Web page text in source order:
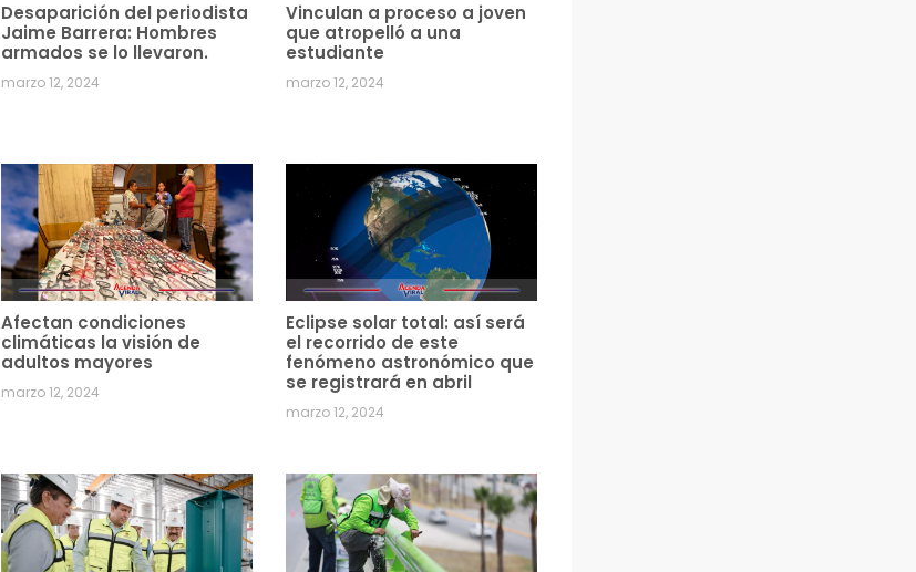
Desaparición del periodista
Jaime Barrera: Hombres
armados se lo llevaron.
marzo 12, 2024
Vinculan a proceso a joven
que atropelló a una
estudiante
marzo 12, 2024
Afectan condiciones
climáticas la visión de
adultos mayores
marzo 12, 2024
Eclipse solar total: así será
el recorrido de este
fenómeno astronómico que
se registrará en abril
marzo 12, 2024